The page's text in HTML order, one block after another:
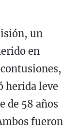
un
en
herida leve
de 58 años
fueron